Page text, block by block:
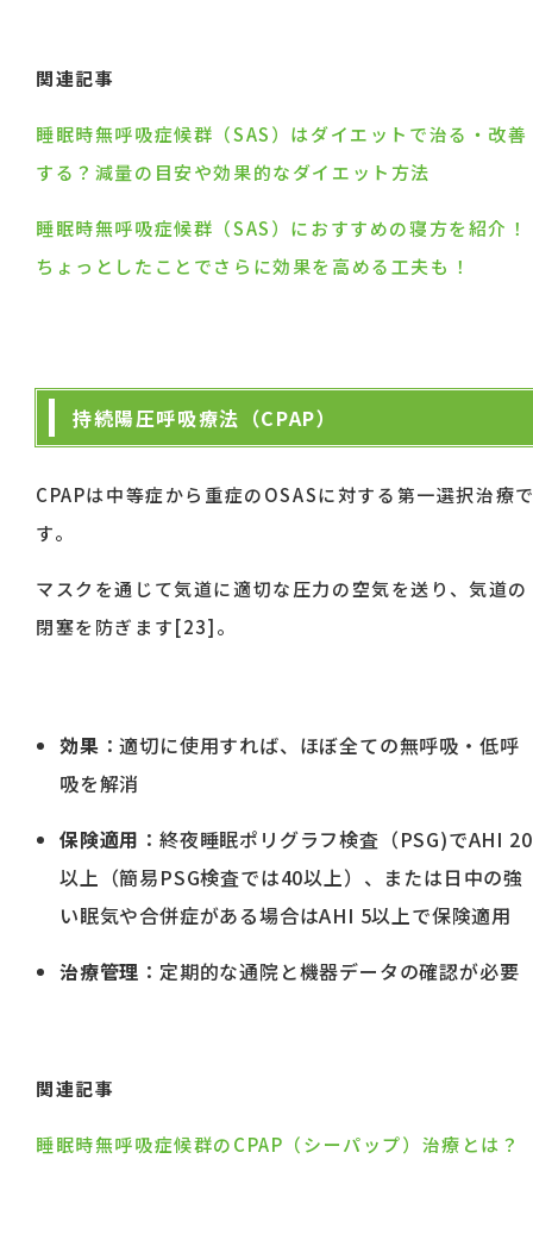
関連記事
睡眠時無呼吸症候群（SAS）はダイエットで治る・改善
する？減量の目安や効果的なダイエット方法
睡眠時無呼吸症候群（SAS）におすすめの寝方を紹介！
ちょっとしたことでさらに効果を高める工夫も！
持続陽圧呼吸療法（CPAP）
CPAPは中等症から重症のOSASに対する第一選択治療
す。
マスクを通じて気道に適切な圧力の空気を送り、気道の
閉塞を防ぎます[23]。
効果 ：適切に使用すれば、ほぼ全ての無呼吸・低呼
吸を解消
保険適用 ：終夜睡眠ポリグラフ検査（PSG)でAHI 20
以上（簡易PSG検査では40以上）、または日中の強
い眠気や合併症がある場合はAHI 5以上で保険適用
治療管理 ：定期的な通院と機器データの確認が必要
関連記事
睡眠時無呼吸症候群のCPAP（シーパップ）治療とは？